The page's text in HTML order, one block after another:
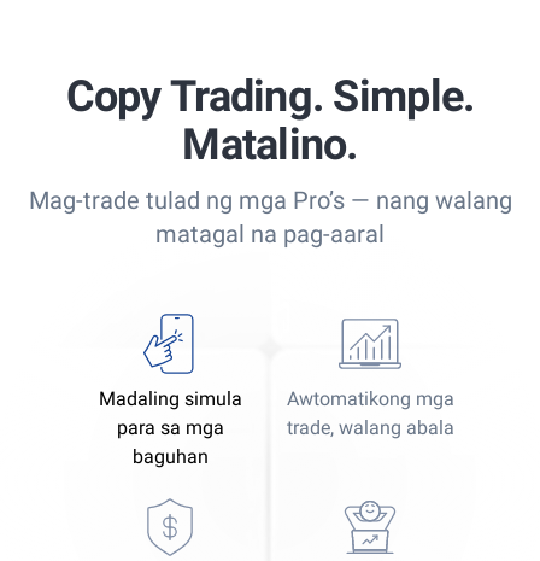
Copy Trading. Simple.
Matalino.
Mag-trade tulad ng mga Pro’s — nang walang
matagal na pag-aaral
Madaling simula
para sa mga
baguhan
Awtomatikong mga
trade, walang abala